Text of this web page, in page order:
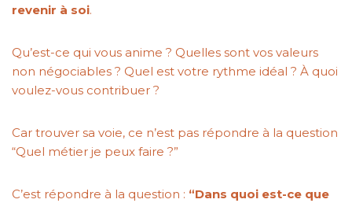
revenir à soi.
Qu’est-ce qui vous anime ? Quelles sont vos valeurs
non négociables ? Quel est votre rythme idéal ? À quoi
voulez-vous contribuer ?
Car trouver sa voie, ce n’est pas répondre à la question
“Quel métier je peux faire ?”
C’est répondre à la question : “Dans quoi est-ce que